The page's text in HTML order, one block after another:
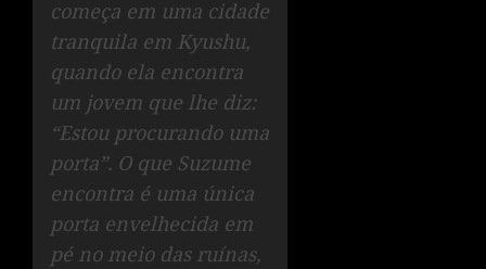
começa em uma cidade
tranquila em Kyushu,
quando ela encontra
um jovem que lhe diz:
“Estou procurando uma
porta”. O que Suzume
encontra é uma única
porta envelhecida em
pé no meio das ruínas,